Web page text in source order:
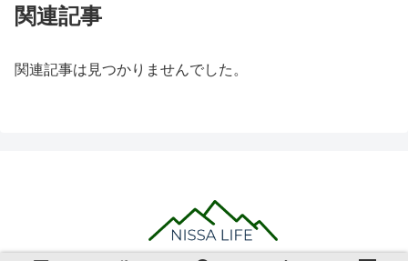
関連記事
関連記事は見つかりませんでした。